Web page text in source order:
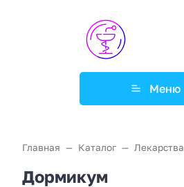
Меню
Главная Каталог Лекарства
Дормикум